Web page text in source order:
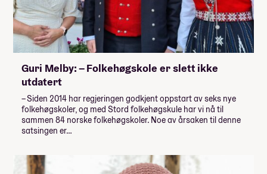
Guri Melby: – Folkehøgskole er slett ikke
utdatert
– Siden 2014 har regjeringen godkjent oppstart av seks nye
folkehøgskoler, og med Stord folkehøgskule har vi nå til
sammen 84 norske folkehøgskoler. Noe av årsaken til denne
satsingen er…